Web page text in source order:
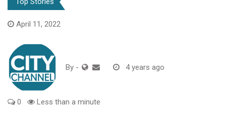
April 11, 2022
By - 4 years ago
0 Less than a minute